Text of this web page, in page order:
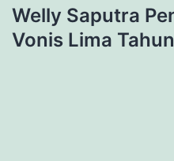
Welly Saputra
Vonis Lima